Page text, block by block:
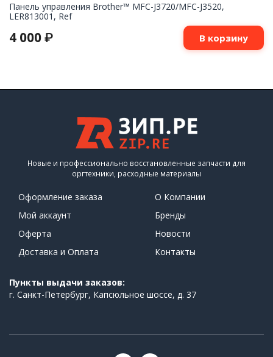
Панель управления Brother™ MFC-J3720/MFC-J3520,
LER813001, Ref
4 000 ₽ В корзину
Новые и профессионально восстановленные запчасти для
оргтехники, расходные материалы
Оформление заказа
Мой аккаунт
Оферта
Доставка и Оплата
О Компании
Бренды
Новости
Контакты
Пункты выдачи заказов:
г. Санкт-Петербург, Капсюльное шоссе, д. 37